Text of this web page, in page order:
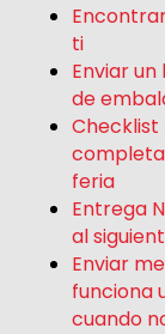
ti
Enviar
de
feria
Entrega
al
Enviar
funciona
cuando